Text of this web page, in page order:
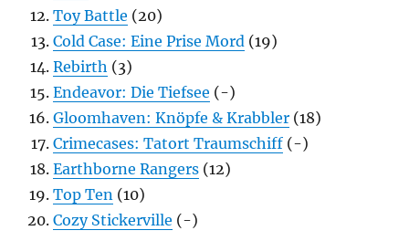
Toy Battle (20)
Cold Case: Eine Prise Mord (19)
Rebirth (3)
Endeavor: Die Tiefsee (-)
Gloomhaven: Knöpfe & Krabbler (18)
Crimecases: Tatort Traumschiff (-)
Earthborne Rangers (12)
Top Ten (10)
Cozy Stickerville (-)